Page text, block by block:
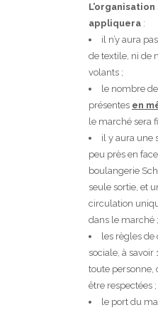
L’organisation
appliquera :
il n’y aura
de textile, ni de
volants ;
le nombre
présentes en
le marché sera
il y aura une
peu près en
boulangerie
seule sortie, et
circulation
dans le marché ;
les règles de
sociale, à savoir
toute personne,
être respectées ;
le port du